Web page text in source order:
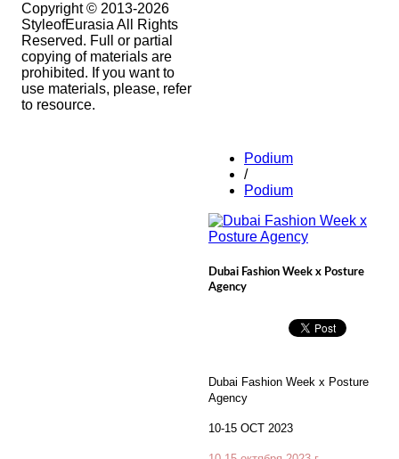
Copyright © 2013-2026
StyleofEurasia All Rights
Reserved. Full or partial
copying of materials are
prohibited. If you want to
use materials, please, refer
to resource.
Podium
/
Podium
Dubai Fashion Week x Posture
Agency
Dubai Fashion Week x Posture
Agency
10-15 OCT 2023